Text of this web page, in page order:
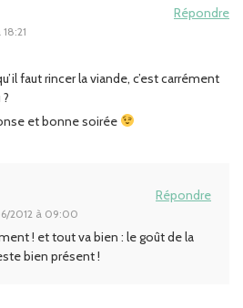
Répondre
faut rincer la viande, c’est carrément
et bonne soirée
2012 à 09:00
Répondre
! et tout va bien : le goût de la
bien présent !